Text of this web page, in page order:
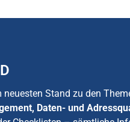
neuesten Stand zu den
Daten- und